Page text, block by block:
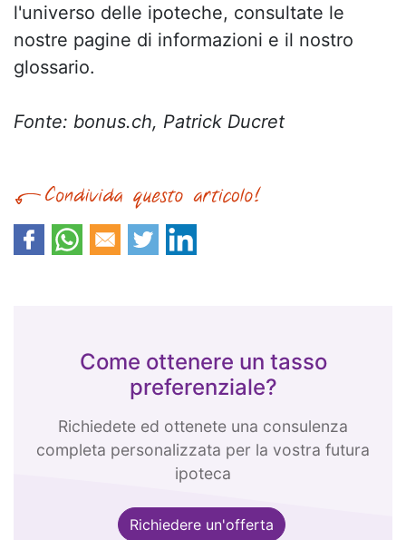
l'universo delle ipoteche, consultate le
nostre pagine di informazioni e il nostro
glossario.
Fonte: bonus.ch, Patrick Ducret
Come ottenere un tasso
preferenziale?
Richiedete ed ottenete una consulenza
completa personalizzata per la vostra futura
ipoteca
Richiedere un'offerta